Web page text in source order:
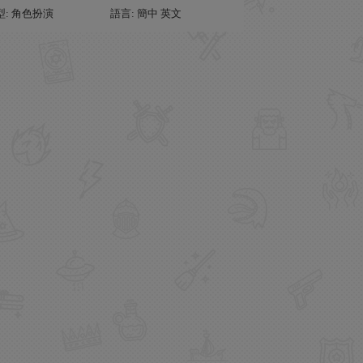
: 角色扮演 語言: 簡中 英文